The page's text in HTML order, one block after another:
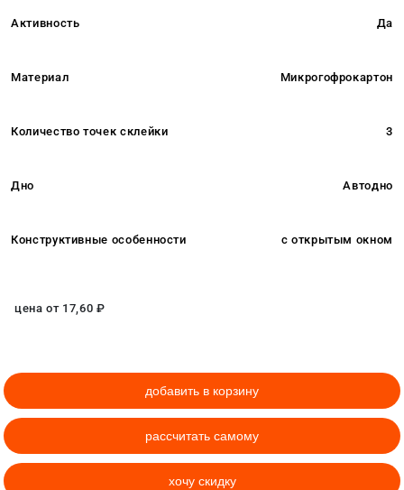
Активность Да
Материал Микрогофрокартон
Количество точек склейки 3
Дно Автодно
Конструктивные особенности с открытым окном
цена от 17,60 ₽
добавить в корзину
рассчитать самому
хочу скидку